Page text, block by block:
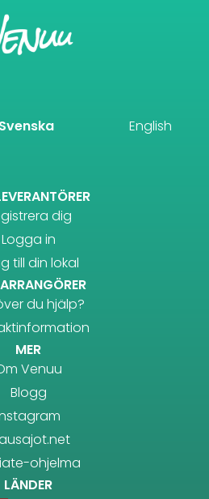
Svenska English
dig
Logga in
till din lokal
du hjälp?
MER
Venuu
Blogg
ohjelma
LÄNDER